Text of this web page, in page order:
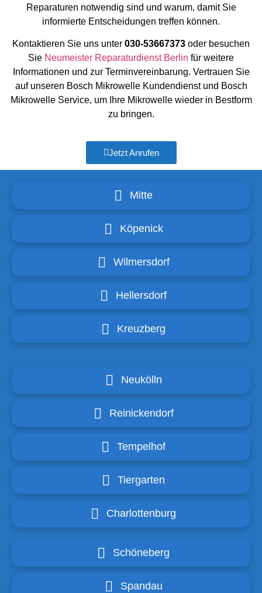
Reparaturen notwendig sind und warum, damit Sie
informierte Entscheidungen treffen können.
Kontaktieren Sie uns unter 030-53667373 oder besuchen
Sie Neumeister Reparaturdienst Berlin für weitere
Informationen und zur Terminvereinbarung. Vertrauen Sie
auf unseren Bosch Mikrowelle Kundendienst und Bosch
Mikrowelle Service, um Ihre Mikrowelle wieder in Bestform
zu bringen.
Jetzt Anrufen
Mitte
Köpenick
Wilmersdorf
Hellersdorf
Kreuzberg
Neukölln
Reinickendorf
Tempelhof
Tiergarten
Charlottenburg
Schöneberg
Spandau